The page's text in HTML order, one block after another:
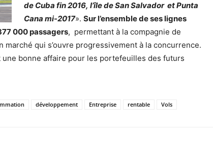
de Cuba fin 2016, l’île de San Salvador et Punta
Cana mi-2017». Sur l’ensemble de ses lignes
000 passagers, permettant à la compagnie de
qui s’ouvre progressivement à la concurrence.
une bonne affaire pour les portefeuilles des futurs
développement Entreprise rentable Vols